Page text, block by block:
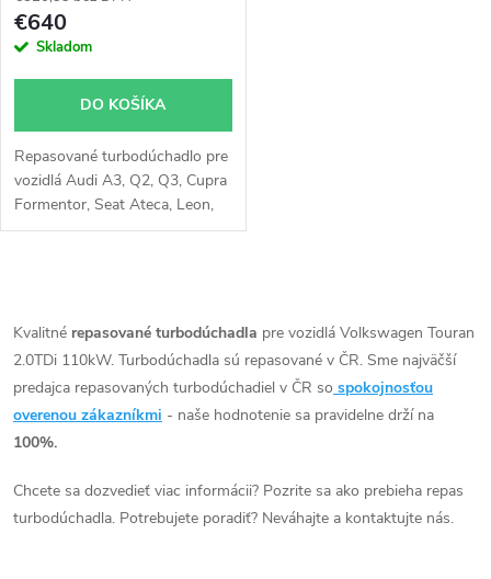
r
d
u
t
o
v
r
o
d
u
k
o
v
€640
Skladom
DO KOŠÍKA
Repasované turbodúchadlo pre
vozidlá Audi A3, Q2, Q3, Cupra
Formentor, Seat Ateca, Leon,
Tarraco, VW Arteon, Golf VIII,
v
l
á
a
Kvalitné repasované turbodúchadla pre vozidlá Volkswagen Touran
2.0TDi 110kW. Turbodúchadla sú repasované v ČR. Sme najväčší
predajca repasovaných turbodúchadiel v ČR so spokojnosťou
overenou zákazníkmi - naše hodnotenie sa pravidelne drží na
100%.
Chcete sa dozvedieť viac informácii? Pozrite sa ako prebieha repas
turbodúchadla. Potrebujete poradiť? Neváhajte a kontaktujte nás.